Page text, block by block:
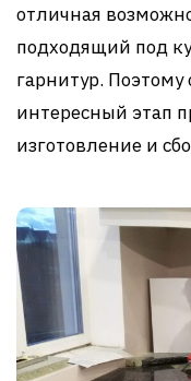
отличная
подходящий под
гарнитур.
интересный этап
изготовление и